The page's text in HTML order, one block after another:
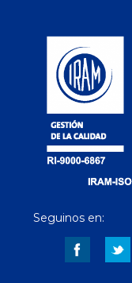
Seguinos en: